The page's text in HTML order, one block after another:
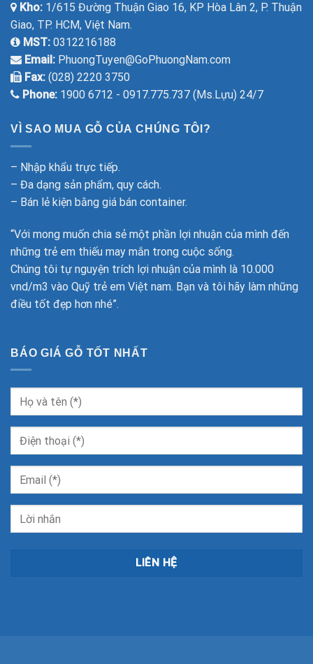
Kho: 1/615 Đường Thuận Giao 16, KP Hòa Lân 2, P. Thuận
Giao, TP. HCM, Việt Nam.
MST: 0312216188
Email: PhuongTuyen@GoPhuongNam.com
Fax: (028) 2220 3750
Phone: 1900 6712 - 0917.775.737 (Ms.Lựu) 24/7
VÌ SAO MUA GỖ CỦA CHÚNG TÔI?
– Nhập khẩu trực tiếp.
– Đa dạng sản phẩm, quy cách.
– Bán lẻ kiện bằng giá bán container.
“Với mong muốn chia sẻ một phần lợi nhuận của mình đến
những trẻ em thiếu may mắn trong cuộc sống.
Chúng tôi tự nguyện trích lợi nhuận của mình là 10.000
vnd/m3 vào Quỹ trẻ em Việt nam. Bạn và tôi hãy làm những
điều tốt đẹp hơn nhé”.
BÁO GIÁ GỖ TỐT NHẤT